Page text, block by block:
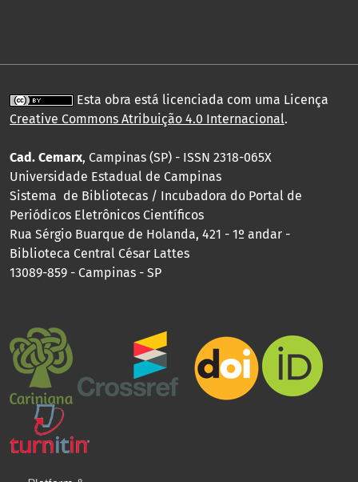
Esta obra está licenciada com uma Licença
Creative Commons Atribuição 4.0 Internacional.
Cad. Cemarx, Campinas (SP) - ISSN 2318-065X
Universidade Estadual de Campinas
Sistema de Bibliotecas / Incubadora do Portal de
Periódicos Eletrônicos Científicos
Rua Sérgio Buarque de Holanda, 421 - 1º andar -
Biblioteca Central César Lattes
13089-859 - Campinas - SP